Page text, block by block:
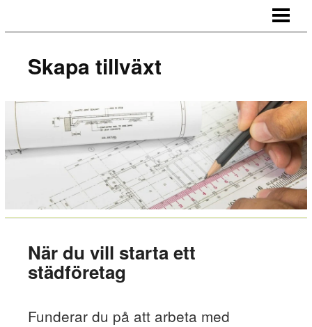
MOTIVERA MEDARBETARE
OUTSOURCA
BLOGG
Skapa tillväxt
När du vill starta ett
städföretag
Funderar du på att arbeta med